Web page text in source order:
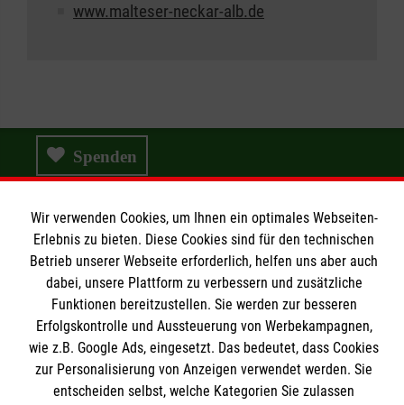
www.malteser-neckar-alb.de
Spenden
Wir Malteser
Wir Malteser
Spenden & Helfen
Angebote & Leistungen
Kursangebote
Informationen
Wir verwenden Cookies, um Ihnen ein optimales Webseiten-
Erlebnis zu bieten. Diese Cookies sind für den technischen
Betrieb unserer Webseite erforderlich, helfen uns aber auch
dabei, unsere Plattform zu verbessern und zusätzliche
Funktionen bereitzustellen. Sie werden zur besseren
Erfolgskontrolle und Aussteuerung von Werbekampagnen,
wie z.B. Google Ads, eingesetzt. Das bedeutet, dass Cookies
zur Personalisierung von Anzeigen verwendet werden. Sie
entscheiden selbst, welche Kategorien Sie zulassen